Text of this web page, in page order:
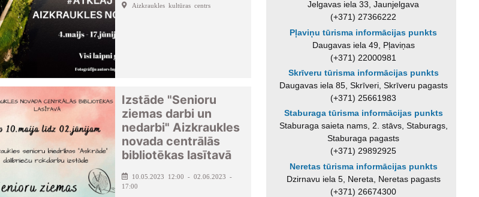
Aizkraukles kultūras centrs
Izstāde "Senioru
ziemas darbi un
nedarbi" Aizkraukles
novada centrālās
bibliotēkas lasītavā
10.05.2023 12:00 - 02.06.2023 -
17:00
Jelgavas iela 33, Jaunjelgava
(+371) 27366222
Pļaviņu tūrisma informācijas punkts
Daugavas iela 49, Pļaviņas
(+371) 22000981
Skrīveru tūrisma informācijas punkts
Daugavas iela 85, Skrīveri, Skrīveru pagasts
(+371) 25661983
Staburaga tūrisma informācijas punkts
Staburaga saieta nams, 2. stāvs, Staburags,
Staburaga pagasts
(+371) 29892925
Neretas tūrisma informācijas punkts
Dzirnavu iela 5, Nereta, Neretas pagasts
(+371) 26674300